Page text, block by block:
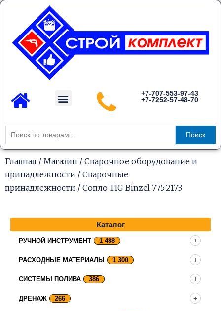
Перейти
содержимому
Menu
+7-707-553-97-43
+7-7252-57-48-70
Искать:
Поиск
Главная / Магазин / Сварочное оборудование и
принадлежности / Сварочные
принадлежности / Сопло TIG Binzel 775.2173
Каталог
РУЧНОЙ ИНСТРУМЕНТ 1 488
РАСХОДНЫЕ МАТЕРИАЛЫ 1 300
СИСТЕМЫ ПОЛИВА 386
ДРЕНАЖ 266